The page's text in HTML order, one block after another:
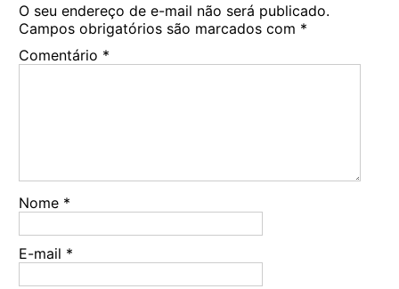
O seu endereço de e-mail não será publicado.
Campos obrigatórios são marcados com *
Comentário *
Nome *
E-mail *